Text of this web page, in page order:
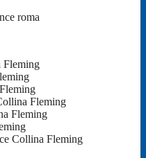
Fleming
Fleming
Fleming
Collina Fleming